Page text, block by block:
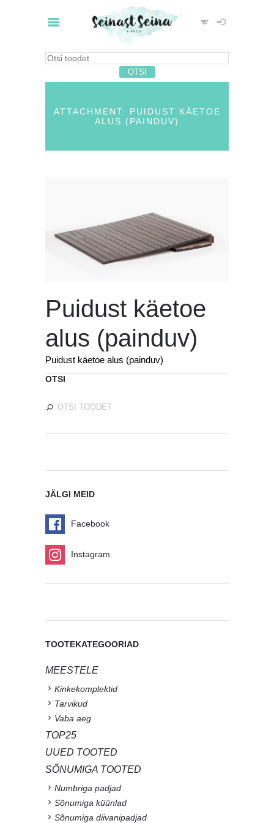
ATTACHMENT: PUIDUST KÄETOE
ALUS (PAINDUV)
Puidust käetoe
alus (painduv)
Puidust käetoe alus (painduv)
OTSI
JÄLGI MEID
Facebook
Instagram
TOOTEKATEGOORIAD
MEESTELE
Kinkekomplektid
Tarvikud
Vaba aeg
TOP25
UUED TOOTED
SÕNUMIGA TOOTED
Numbriga padjad
Sõnumiga küünlad
Sõnumiga diivanipadjad